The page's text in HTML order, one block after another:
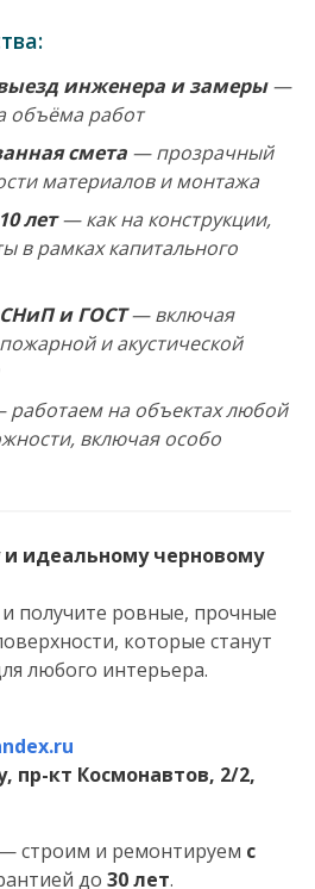
инженера и замеры—
объёма работ
смета — прозрачный
материалов и монтажа
лет— как на конструкции,
в рамках капитального
и ГОСТ— включая
и акустической
на объектах любой
включая особо
идеальному черновому
получите ровные, прочные
которые станут
любого интерьера.
пр-кт Космонавтов, 2/2,
— строим и ремонтируем с
до 30 лет.